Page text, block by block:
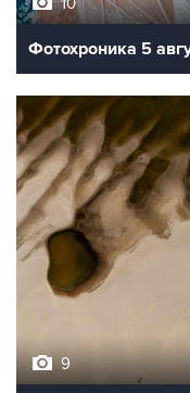
Фотохроника 5
9